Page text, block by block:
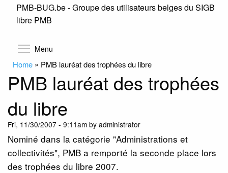
Skip
PMB-BUG.be - Groupe des utilisateurs belges du SIGB
libre PMB
Menu
Home » PMB lauréat des trophées du libre
PMB lauréat des trophées
du libre
Fri, 11/30/2007 - 9:11am by administrator
Nominé dans la catégorie "Administrations et
collectivités", PMB a remporté la seconde place lors
des trophées du libre 2007.